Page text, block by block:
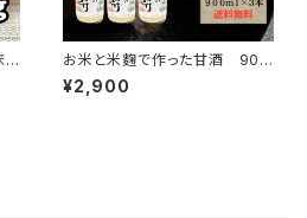
お米と米麴で作った甘酒 900
ml×3本
¥2,900